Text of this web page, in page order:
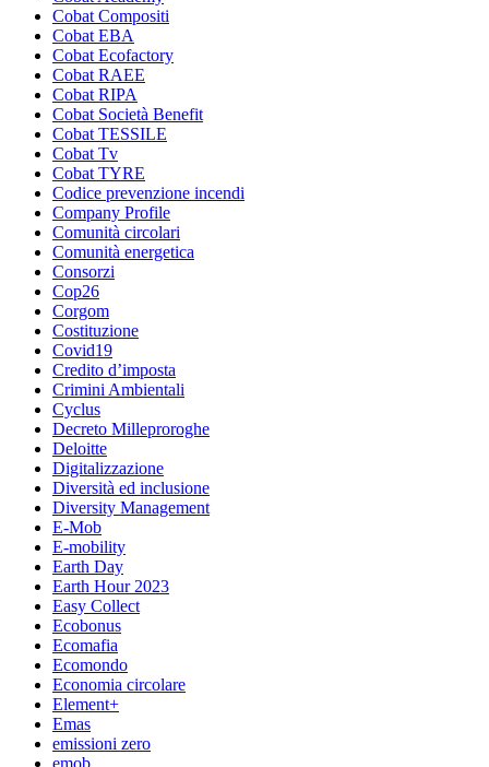
Cobat Compositi
Cobat EBA
Cobat Ecofactory
Cobat RAEE
Cobat RIPA
Cobat Società Benefit
Cobat TESSILE
Cobat Tv
Cobat TYRE
Codice prevenzione incendi
Company Profile
Comunità circolari
Comunità energetica
Consorzi
Cop26
Corgom
Costituzione
Covid19
Credito d’imposta
Crimini Ambientali
Cyclus
Decreto Milleproroghe
Deloitte
Digitalizzazione
Diversità ed inclusione
Diversity Management
E-Mob
E-mobility
Earth Day
Earth Hour 2023
Easy Collect
Ecobonus
Ecomafia
Ecomondo
Economia circolare
Element+
Emas
emissioni zero
emob